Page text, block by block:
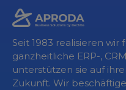
Seit 1983 realisieren wir
ganzheitliche ERP-,
unterstützen sie auf
Zukunft. Wir